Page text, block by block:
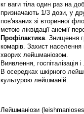
кг ваги тіла один раз на
призначають 1/3 дози, у
пов'язаних зі вторинної
метою ліквідації анемії
Профілактика. Знищення
комарів. Захист населення
хворих лейшманіозом.
Виявлення, госпіталізація
В осередках шкірного
культурою лейшманій.
Лейшманіози